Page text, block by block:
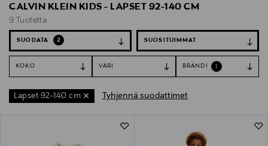
CALVIN KLEIN KIDS - LAPSET 92-140 CM
9 Tuotetta
SUODATA 2
KOKO VÄRI BRÄNDI 1
Lapset 92-140 cm Tyhjennä suodattimet